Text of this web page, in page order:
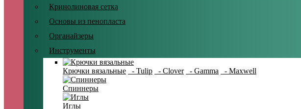
Кринолиновая сетка
Основы из пенопласта
Органайзеры
Инструменты
Крючки вязальные - Tulip - Clover - Gamma - Maxwell
Спиннеры
Иглы